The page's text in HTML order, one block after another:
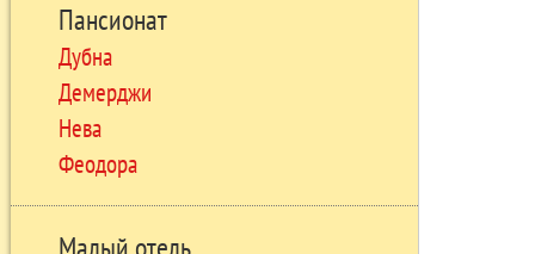
Пансионат
Дубна
Демерджи
Нева
Феодора